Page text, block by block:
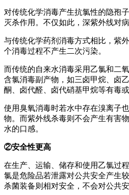
对传统化学消毒产生抗氯性的隐孢
灭杀作用。不仅如此，深紫外线对
与传统化学药剂消毒方式相比，紫
个消毒过程不产生二次污染。
而传统的自来水消毒采用乙氯和二
含氯消毒副产物，如三卤甲烷、卤
酮、卤代醛、卤代硝基甲烷等有毒或
使用臭氧消毒时若水中存在溴离子
物。而紫外线杀毒则不会产生有害
水的口感。
②安全性更高
在生产、运输、储存和使用乙氯过
氯是危险品若泄露对公共安全产生
杀菌装备则相对安全，不会对公共安